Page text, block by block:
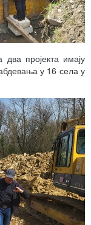
пројекта имају
у 16 села у